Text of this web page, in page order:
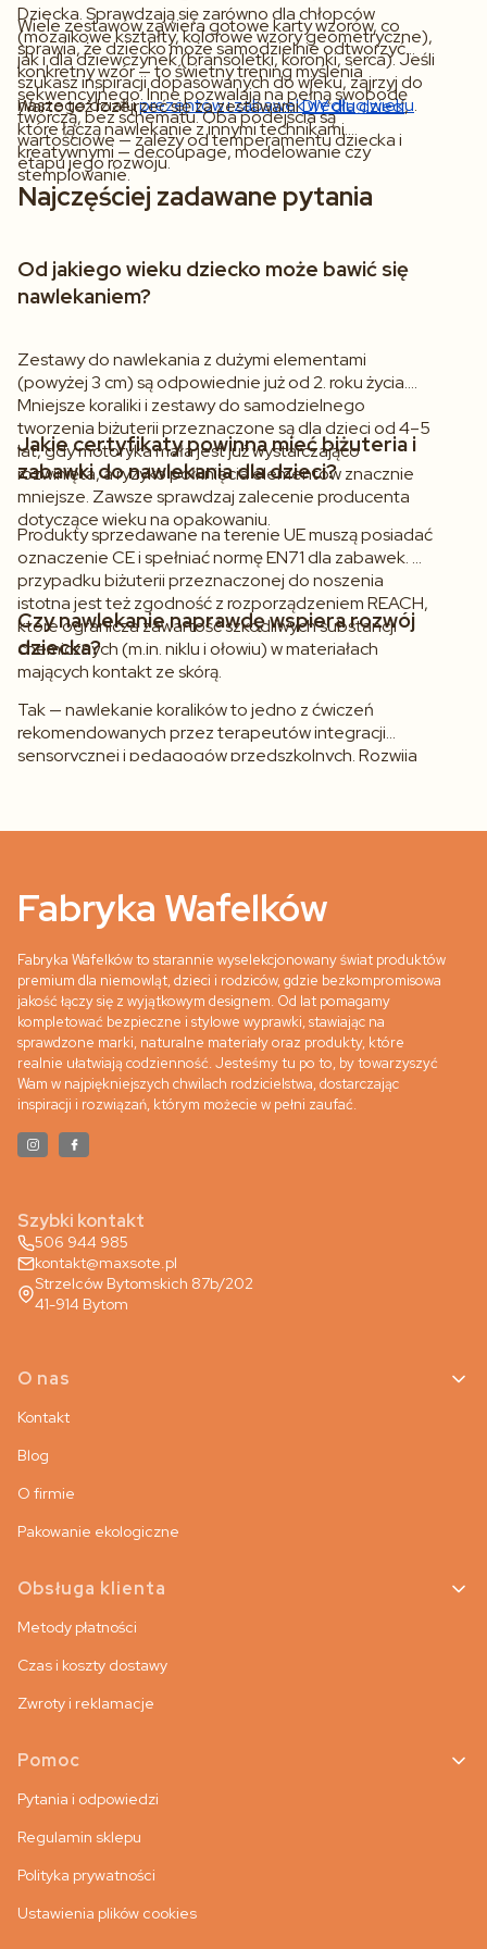
Dziecka. Sprawdzają się zarówno dla chłopców
(mozaikowe kształty, kolorowe wzory geometryczne),
jak i dla dziewczynek (bransoletki, koronki, serca). Jeśli
szukasz inspiracji dopasowanych do wieku, zajrzyj do
naszego działuprezentów i zabawek według wieku.
Wiele zestawów zawiera gotowe karty wzorów, co
sprawia, że dziecko może samodzielnie odtworzyć
konkretny wzór — to świetny trening myślenia
sekwencyjnego. Inne pozwalają na pełną swobodę
twórczą, bez schematu. Oba podejścia są
wartościowe — zależy od temperamentu dziecka i
etapu jego rozwoju.
Warto też rozejrzeć się za zestawamiDIY dla dzieci,
które łączą nawlekanie z innymi technikami
kreatywnymi — decoupage, modelowanie czy
stemplowanie.
Najczęściej zadawane pytania
Od jakiego wieku dziecko może bawić się
nawlekaniem?
Zestawy do nawlekania z dużymi elementami
(powyżej 3 cm) są odpowiednie już od 2. roku życia.
Mniejsze koraliki i zestawy do samodzielnego
tworzenia biżuterii przeznaczone są dla dzieci od 4–5
lat, gdy motoryka mała jest już wystarczająco
rozwinięta, a ryzyko połknięcia elementów znacznie
mniejsze. Zawsze sprawdzaj zalecenie producenta
dotyczące wieku na opakowaniu.
Jakie certyfikaty powinna mieć biżuteria i
zabawki do nawlekania dla dzieci?
Produkty sprzedawane na terenie UE muszą posiadać
oznaczenie CE i spełniać normę EN71 dla zabawek. W
przypadku biżuterii przeznaczonej do noszenia
istotna jest też zgodność z rozporządzeniem REACH,
które ogranicza zawartość szkodliwych substancji
chemicznych (m.in. niklu i ołowiu) w materiałach
mających kontakt ze skórą.
Czy nawlekanie naprawdę wspiera rozwój
dziecka?
Tak — nawlekanie koralików to jedno z ćwiczeń
rekomendowanych przez terapeutów integracji
sensorycznej i pedagogów przedszkolnych. Rozwija
Fabryka Wafelków
Fabryka Wafelków to starannie wyselekcjonowany świat produktów
premium dla niemowląt, dzieci i rodziców, gdzie bezkompromisowa
jakość łączy się z wyjątkowym designem. Od lat pomagamy
kompletować bezpieczne i stylowe wyprawki, stawiając na
sprawdzone marki, naturalne materiały oraz produkty, które
realnie ułatwiają codzienność. Jesteśmy tu po to, by towarzyszyć
Wam w najpiękniejszych chwilach rodzicielstwa, dostarczając
inspiracji i rozwiązań, którym możecie w pełni zaufać.
Szybki kontakt
506 944 985
kontakt@maxsote.pl
Strzelców Bytomskich 87b/202
41-914 Bytom
Linki w stopce
O nas
Kontakt
Blog
O firmie
Pakowanie ekologiczne
Obsługa klienta
Metody płatności
Czas i koszty dostawy
Zwroty i reklamacje
Pomoc
Pytania i odpowiedzi
Regulamin sklepu
Polityka prywatności
Ustawienia plików cookies